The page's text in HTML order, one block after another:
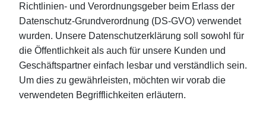
Richtlinien- und Verordnungsgeber beim Erlass der
Datenschutz-Grundverordnung (DS-GVO) verwendet
wurden. Unsere Datenschutzerklärung soll sowohl für
die Öffentlichkeit als auch für unsere Kunden und
Geschäftspartner einfach lesbar und verständlich sein.
Um dies zu gewährleisten, möchten wir vorab die
verwendeten Begrifflichkeiten erläutern.